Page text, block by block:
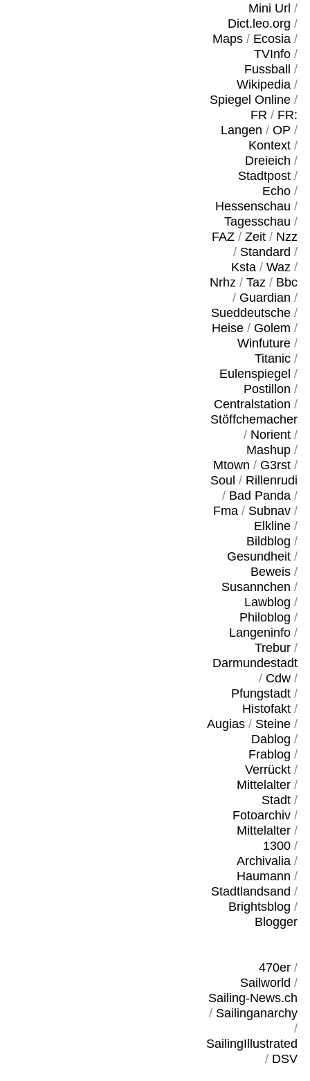
Mini Url /
Dict.leo.org /
Maps/ Ecosia/
TVInfo/
Fussball
/
Wikipedia/
Spiegel Online/
FR / FR:
Langen / OP /
Kontext/
Dreieich /
Stadtpost/
Echo/
Hessenschau /
Tagesschau /
FAZ/ Zeit/ Nzz
/ Standard /
Ksta/ Waz/
Nrhz/ Taz/ Bbc
/ Guardian /
Sueddeutsche/
Heise/ Golem /
Winfuture/
Titanic/
Eulenspiegel /
Postillon /
Centralstation /
Stöffchemacher
/ Norient/
Mashup/
Mtown / G3rst/
Soul / Rillenrudi
/ Bad Panda/
Fma/ Subnav/
Elkline/
Bildblog /
Gesundheit/
Beweis/
Susannchen /
Lawblog /
Philoblog /
Langeninfo/
Trebur/
Darmundestadt
/ Cdw/
Pfungstadt/
Histofakt/
Augias/ Steine/
Dablog /
Frablog /
Verrückt/
Mittelalter/
Stadt/
Fotoarchiv/
Mittelalter/
1300/
Archivalia/
Haumann /
Stadtlandsand /
Brightsblog /
Blogger
470er/
Sailworld /
Sailing-News.ch
/ Sailinganarchy
/
SailingIllustrated
/ DSV